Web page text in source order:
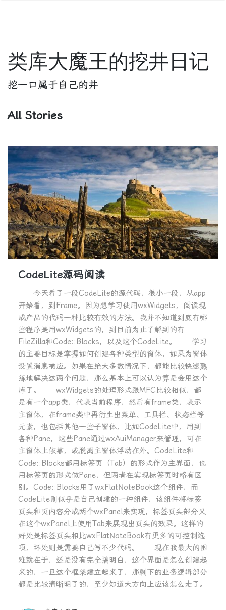
类库大魔王的挖井日记
挖一口属于自己的井
All Stories
CodeLite源码阅读
今天看了一段CodeLite的源代码，很小一段，从app
开始看，到Frame。因为想学习使用wxWidgets，阅读现
成产品的代码一种比较有效的方法。我并不知道到底有哪
些程序是用wxWidgets的，到目前为止了解到的有
FileZilla和Code::Blocks，以及这个CodeLite。 学习
的主要目标是掌握如何创建各种类型的窗体，如果为窗体
设置消息响应。如果在绝大多数情况下，都能比较快速熟
练地解决这两个问题，那么基本上可以认为算是会用这个
库了。 wxWidgets的处理形式跟MFC比较相似，都
是有一个app类，代表当前程序，然后有frame类，表示
主窗体，在frame类中再衍生出菜单、工具栏、状态栏等
元素，也包括其他一些子窗体，比如CodeLite中，用到
各种Pane，这些Pane通过wxAuiManager来管理，可在
主窗体上依靠，或脱离主窗体浮动在外。CodeLite和
Code::Blocks都用标签页（Tab）的形式作为主界面，也
用标签页的形式做Pane，但两者在实现标签页时略有区
别。Code::Blocks用了wxFlatNoteBook这个组件，而
CodeLite则似乎是自己创建的一种组件，该组件将标签
页头和页内容分成两个wxPanel来实现，标签页头部分又
在这个wxPanel上使用Tab来展现出页头的效果。这样的
好处是标签页头相比wxFlatNoteBook有更多的可控制选
项，坏处则是需要自己写不少代码。 现在我最大的困
难就在于，还是没有完全搞明白，这个界面是怎么创建起
来的，一旦这个框架建立起来了，那剩下的业务逻辑部分
都是比较清晰明了的，至少知道大方向上应该怎么走了。